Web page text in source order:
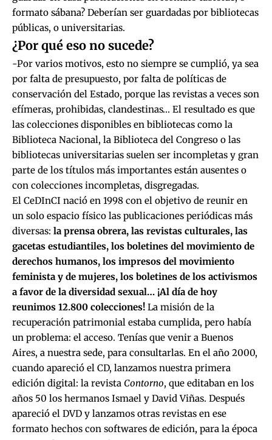
formato sábana? Deberían ser guardadas por bibliotecas
públicas, o universitarias.
¿Por qué eso no sucede?
-Por varios motivos, esto no siempre se cumplió, ya sea
por falta de presupuesto, por falta de políticas de
conservación del Estado, porque las revistas a veces son
efímeras, prohibidas, clandestinas… El resultado es que
las colecciones disponibles en bibliotecas como la
Biblioteca Nacional, la Biblioteca del Congreso o las
bibliotecas universitarias suelen ser incompletas y gran
parte de los títulos más importantes están ausentes o
con colecciones incompletas, disgregadas.
El CeDInCI nació en 1998 con el objetivo de reunir en
un solo espacio físico las publicaciones periódicas más
diversas: la prensa obrera, las revistas culturales, las
gacetas estudiantiles, los boletines del movimiento de
derechos humanos, los impresos del movimiento
feminista y de mujeres, los boletines de los activismos
a favor de la diversidad sexual… ¡Al día de hoy
reunimos 12.800 colecciones! La misión de la
recuperación patrimonial estaba cumplida, pero había
un problema: el acceso. Tenías que venir a Buenos
Aires, a nuestra sede, para consultarlas. En el año 2000,
cuando apareció el CD, lanzamos nuestra primera
edición digital: la revista Contorno, que editaban en los
años 50 los hermanos Ismael y David Viñas. Después
apareció el DVD y lanzamos otras revistas en ese
formato hechos con softwares de edición, para la época